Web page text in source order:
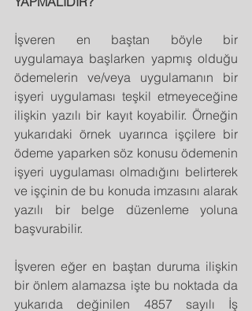
İşveren en baştan böyle bir
uygulamaya başlarken yapmış olduğu
ödemelerin ve/veya uygulamanın bir
işyeri uygulaması teşkil etmeyeceğine
ilişkin yazılı bir kayıt koyabilir. Örneğin
yukarıdaki örnek uyarınca işçilere bir
ödeme yaparken söz konusu ödemenin
işyeri uygulaması olmadığını belirterek
ve işçinin de bu konuda imzasını alarak
yazılı bir belge düzenleme yoluna
başvurabilir.
İşveren eğer en baştan duruma ilişkin
bir önlem alamazsa işte bu noktada da
yukarıda değinilen 4857 sayılı İş